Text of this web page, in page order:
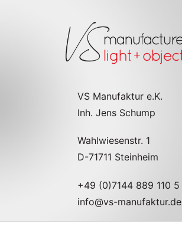
VS Manufaktur e.K.
Inh. Jens Schump
Wahlwiesenstr. 1
D-71711 Steinheim
+49 (0)7144 889 110 5
info@vs-manufaktur.de